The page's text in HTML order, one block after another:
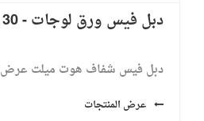
دبل فيس ورق لوجات - 30 سم
دبل فيس شفاف هوت ميلت عرض 30 سم - طول 45 متر
عرض المنتجات